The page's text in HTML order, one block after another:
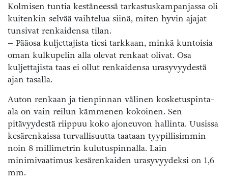
Kolmisen tuntia kestäneessä tarkastuskampanjassa oli
kuitenkin selvää vaihtelua siinä, miten hyvin ajajat
tunsivat renkaidensa tilan.
– Pääosa kuljettajista tiesi tarkkaan, minkä kuntoisia
oman kulkupelin alla olevat renkaat olivat. Osa
kuljettajista taas ei ollut renkaidensa urasyvyydestä
ajan tasalla.
Auton renkaan ja tienpinnan välinen kosketuspinta-
ala on vain reilun kämmenen kokoinen. Sen
pitävyydestä riippuu koko ajoneuvon hallinta. Uusissa
kesärenkaissa turvallisuutta taataan tyypillisimmin
noin 8 millimetrin kulutuspinnalla. Lain
minimivaatimus kesärenkaiden urasyvyydeksi on 1,6
mm.